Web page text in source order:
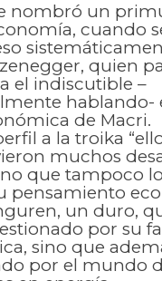
nombró un
cuando
quien
el indiscutible –
hablando-
de Macri.
a la troika
muchos
que tampoco
pensamiento
un duro,
por su
sino que
por el mundo